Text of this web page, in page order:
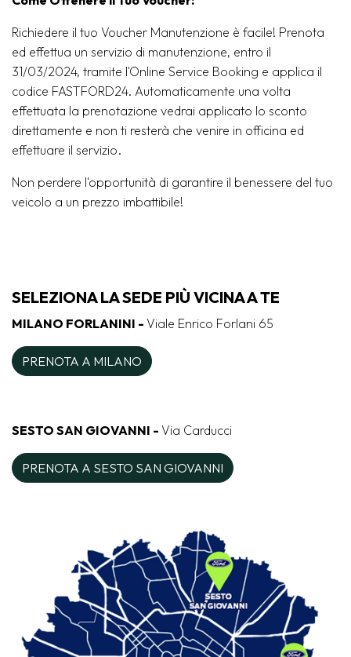
Richiedere il tuo Voucher Manutenzione è facile! Prenota
ed effettua un servizio di manutenzione, entro il
31/03/2024, tramite l'Online Service Booking e applica il
codice FASTFORD24. Automaticamente una volta
effettuata la prenotazione vedrai applicato lo sconto
direttamente e non ti resterà che venire in officina ed
effettuare il servizio.
Non perdere l'opportunità di garantire il benessere del tuo
veicolo a un prezzo imbattibile!
SELEZIONA LA SEDE PIÙ VICINA A TE
MILANO FORLANINI - Viale Enrico Forlani 65
PRENOTA A MILANO
SESTO SAN GIOVANNI - Via Carducci
PRENOTA A SESTO SAN GIOVANNI